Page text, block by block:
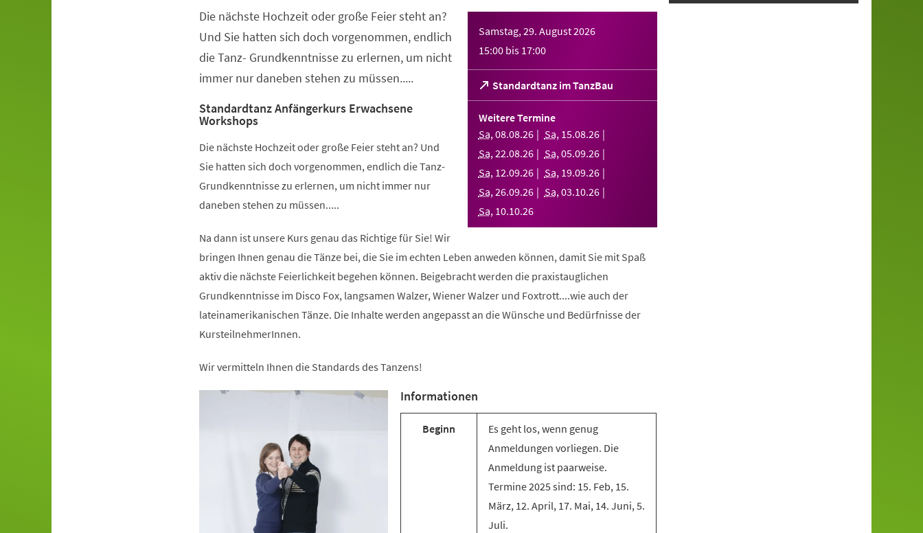
Samstag, 29. August 2026
15:00 bis 17:00
Standardtanz im TanzBau
(Öffnet
in
einem
Tab)
Weitere Termine
Sa,08.08.26 Sa, 15.08.26
Sa,22.08.26 Sa,05.09.26
Sa, 12.09.26 Sa, 19.09.26
Sa,26.09.26 Sa,03.10.26
Sa, 10.10.26
Die nächste Hochzeit oder große Feier steht an?
Und Sie hatten sich doch vorgenommen, endlich
die Tanz- Grundkenntnisse zu erlernen, um nicht
immer nur daneben stehen zu müssen.....
Standardtanz Anfängerkurs Erwachsene
Workshops
Die nächste Hochzeit oder große Feier steht an? Und
Sie hatten sich doch vorgenommen, endlich die Tanz-
Grundkenntnisse zu erlernen, um nicht immer nur
daneben stehen zu müssen.....
Na dann ist unsere Kurs genau das Richtige für Sie! Wir
bringen Ihnen genau die Tänze bei, die Sie im echten Leben anweden können, damit Sie mit Spaß
aktiv die nächste Feierlichkeit begehen können. Beigebracht werden die praxistauglichen
Grundkenntnisse im Disco Fox, langsamen Walzer, Wiener Walzer und Foxtrott....wie auch der
lateinamerikanischen Tänze. Die Inhalte werden angepasst an die Wünsche und Bedürfnisse der
KursteilnehmerInnen.
Wir vermitteln Ihnen die Standards des Tanzens!
Informationen
Beginn
Es geht los, wenn genug
Anmeldungen vorliegen. Die
Anmeldung ist paarweise.
Termine 2025 sind: 15. Feb, 15.
März, 12. April, 17. Mai, 14. Juni, 5.
Juli.